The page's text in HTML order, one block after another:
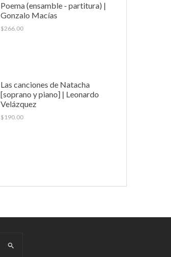
Poema (ensamble - partitura) |
Gonzalo Macías
$266.00
Las canciones de Natacha
[soprano y piano] | Leonardo
Velázquez
$ 190.00